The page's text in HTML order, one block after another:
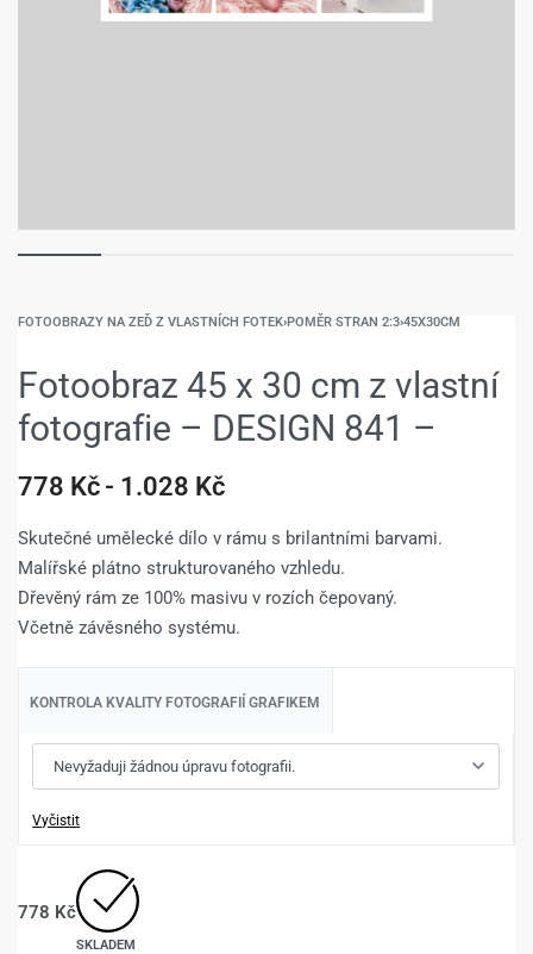
FOTOOBRAZY NA ZEĎ Z VLASTNÍCH FOTEK›POMĚR STRAN 2:3›45X30CM
Fotoobraz 45 x 30 cm z vlastní
fotografie – DESIGN 841 –
778 Kč 1.028 Kč
Skutečné umělecké dílo v rámu s brilantními barvami.
Malířské plátno strukturovaného vzhledu.
Dřevěný rám ze 100% masivu v rozích čepovaný.
Včetně závěsného systému.
KONTROLA KVALITY FOTOGRAFIÍ GRAFIKEM
Vyčistit
778 Kč
SKLADEM